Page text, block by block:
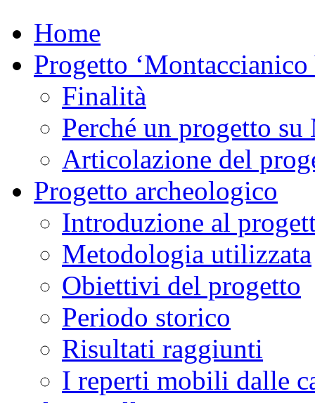
Home
Progetto
Finalità
Perché un progetto
Articolazione del
Progetto archeologico
Introduzione al
Metodologia utilizzata
Obiettivi del progetto
Periodo storico
Risultati raggiunti
I reperti mobili dalle